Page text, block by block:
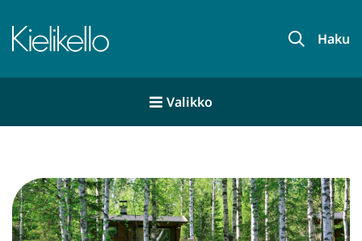
sisältöön
Haku
Valikko